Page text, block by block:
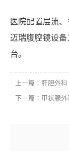
医院配置层流
迈瑞腹腔镜设
台。
上一篇：肝胆外科
下一篇：甲状腺外